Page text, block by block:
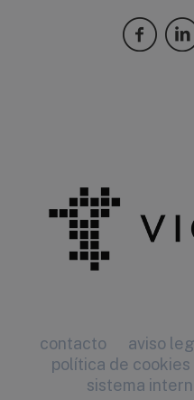
contacto aviso
política de cookies
sistema